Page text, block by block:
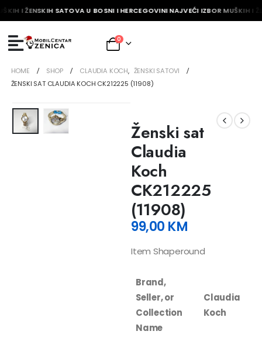
I ŽENSKIH SATOVA U BOSNI I HERCEGOVINI NAJVEĆI IZBOR MUŠKIH I
0
HOME SHOP CLAUDIA KOCH, ŽENSKI SATOVI
ŽENSKI SAT CLAUDIA KOCH CK212225 (11908)
Ženski sat
Claudia
Koch
CK212225
(11908)
99,00 KM
Item Shaperound
Brand,
Seller, or
Collection
Name
Claudia
Koch